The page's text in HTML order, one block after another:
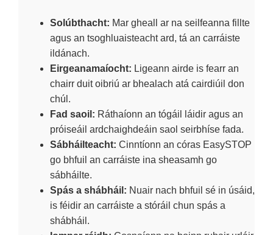
Solúbthacht: Mar gheall ar na seilfeanna fillte
agus an tsoghluaisteacht ard, tá an carráiste
ildánach.
Eirgeanamaíocht: Ligeann airde is fearr an
chairr duit oibriú ar bhealach atá cairdiúil don
chúl.
Fad saoil: Ráthaíonn an tógáil láidir agus an
próiseáil ardchaighdeáin saol seirbhíse fada.
Sábháilteacht: Cinntíonn an córas EasySTOP
go bhfuil an carráiste ina sheasamh go
sábháilte.
Spás a shábháil: Nuair nach bhfuil sé in úsáid,
is féidir an carráiste a stóráil chun spás a
shábháil.